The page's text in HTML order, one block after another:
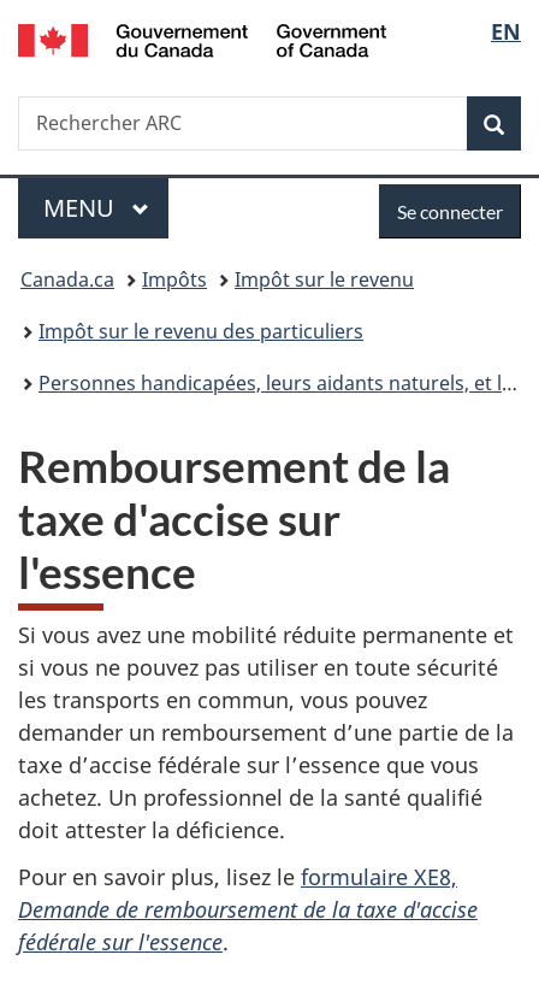
Passer
au
Passer
à
du
Passer
à
simplifiée
de
la
EN
Recherche
Rechercher
ARC
Menu
MENU PRINCIPAL
connecter
Se connecter
Vous
êtes
ici :
Canada.ca Impôts
Impôt sur le revenu
Impôt sur le revenu des particuliers
Personnes handicapées, leurs aidants naturels, et l’Agence du revenu du Canada
Remboursement de la
taxe d'accise sur
l'essence
Si vous avez une mobilité réduite permanente et
si vous ne pouvez pas utiliser en toute sécurité
les transports en commun, vous pouvez
demander un remboursement d’une partie de la
taxe d’accise fédérale sur l’essence que vous
achetez. Un professionnel de la santé qualifié
doit attester la déficience.
Pour en savoir plus, lisez le formulaire XE8,
Demande de remboursement de la taxe d'accise
fédérale sur l'essence.